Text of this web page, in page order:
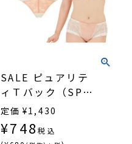
SALE ピュアリテ
ィＴバック（SP-
531）
定価 ¥1,430
¥748税込